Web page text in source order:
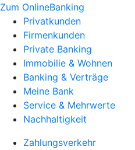
Zum OnlineBanking
Privatkunden
Firmenkunden
Private Banking
Immobilie & Wohnen
Banking & Verträge
Meine Bank
Service & Mehrwerte
Nachhaltigkeit
Zahlungsverkehr